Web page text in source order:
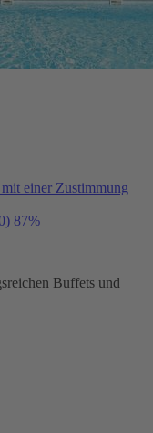
einer Zustimmung
87%
Buffets und